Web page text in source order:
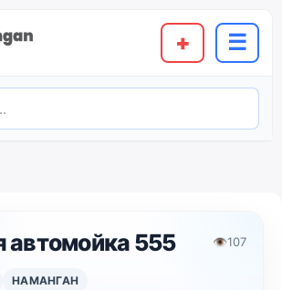
+ ☰
автомойка 555 👁107
НАМАНГАН